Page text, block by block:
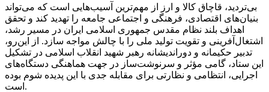
بی‌تردید، قاچاق کالا و ارز از مهم‌ترین آسیب‌هایی است که می‌تواند
بنیان‌های اقتصادی، فرهنگی و اجتماعی جامعه را تهدید کند و تحقق
اهداف بلند نظام مقدس جمهوری اسلامی ایران در مسیر رشد،
اشتغال‌آفرینی و تقویت تولید ملی را با چالش مواجه سازد. از این‌رو،
تدبیر حکیمانه و دوراندیشانه رهبر شهید انقلاب اسلامی در تشکیل
این ستاد، گامی مؤثر و سرنوشت‌ساز در جهت هماهنگی دستگاه‌های
اجرایی، انتظامی و نظارتی برای مقابله جدی با این پدیده شوم بوده
است.